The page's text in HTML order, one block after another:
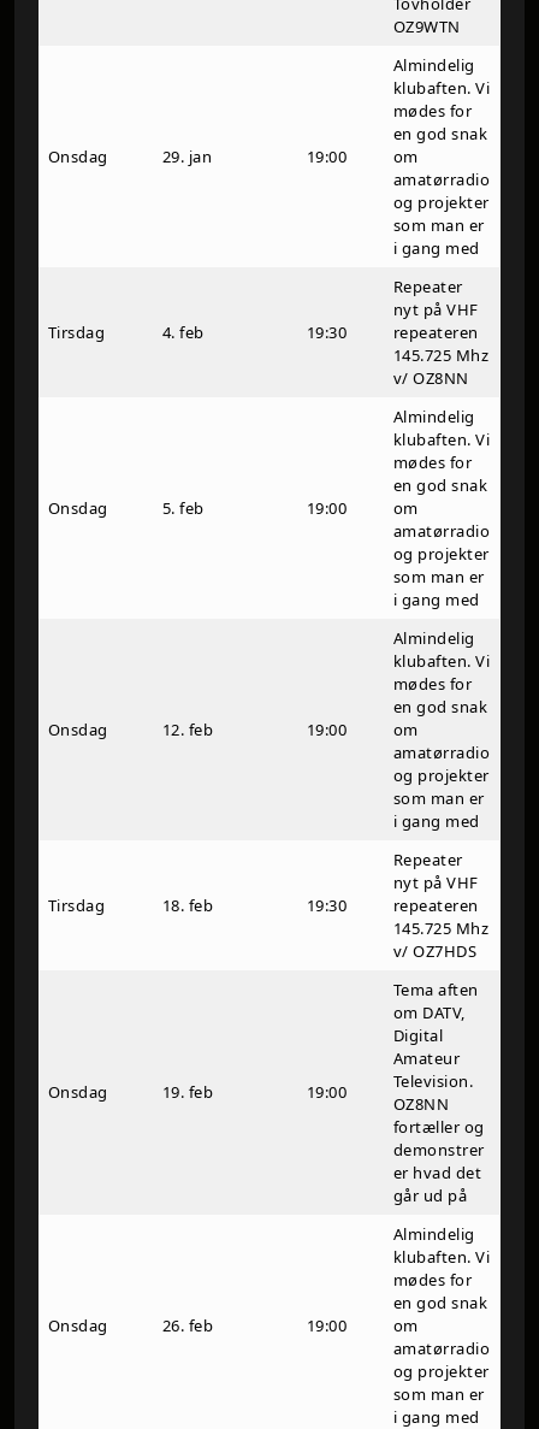
OZ9WTN
Onsdag 29. jan 19:00
Almindelig
klubaften. Vi
mødes for
en god snak
om
amatørradio
og projekter
som man er
i gang med
Tirsdag 4. feb 19:30
Repeater
nyt på VHF
repeateren
145.725 Mhz
v/ OZ8NN
Onsdag 5. feb 19:00
Almindelig
klubaften. Vi
mødes for
en god snak
om
amatørradio
og projekter
som man er
i gang med
Onsdag 12. feb 19:00
Almindelig
klubaften. Vi
mødes for
en god snak
om
amatørradio
og projekter
som man er
i gang med
Tirsdag 18. feb 19:30
Repeater
nyt på VHF
repeateren
145.725 Mhz
v/ OZ7HDS
Onsdag 19. feb 19:00
Tema aften
om DATV,
Digital
Amateur
Television.
OZ8NN
fortæller og
demonstrer
er hvad det
går ud på
Onsdag 26. feb 19:00
Almindelig
klubaften. Vi
mødes for
en god snak
om
amatørradio
og projekter
som man er
i gang med